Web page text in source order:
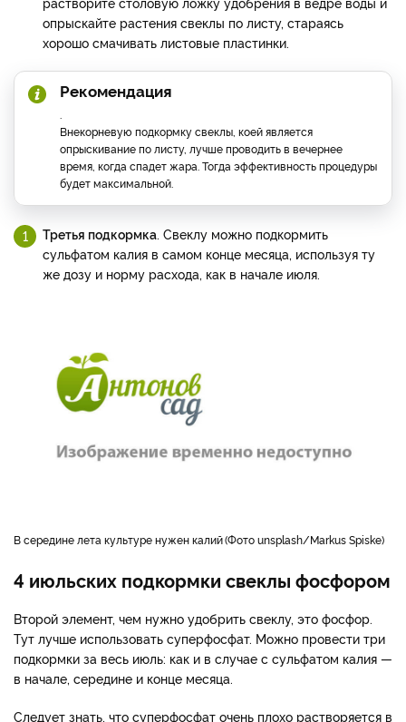
опрыскайте растения свеклы по листу, стараясь
хорошо смачивать листовые пластинки.
Рекомендация
Внекорневую подкормку свеклы, коей является
опрыскивание по листу, лучше проводить в вечернее
время, когда спадет жара. Тогда эффективность процедуры
будет максимальной.
Третья подкормка . Свеклу можно подкормить
сульфатом калия в самом конце месяца, используя ту
же дозу и норму расхода, как в начале июля.
в середине лета культуре нужен калий Фото unsplash/Markus Spiske
4 июльских подкормки свеклы фосфором
Второй элемент, чем нужно удобрить свеклу, это фосфор.
Тут лучше использовать суперфосфат. Можно провести три
подкормки за весь июль: как и в случае с сульфатом калия —
в начале, середине и конце месяца.
Следует знать, что суперфосфат очень плохо растворяется в